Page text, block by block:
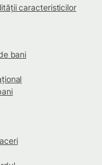
caracteristicilor
bani